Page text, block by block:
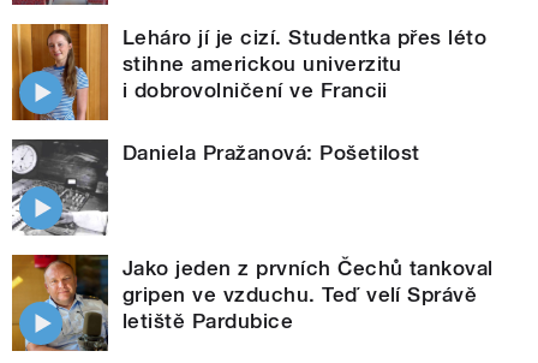
Leháro jí je cizí. Studentka přes léto
stihne americkou univerzitu
i dobrovolničení ve Francii
Daniela Pražanová: Pošetilost
Jako jeden z prvních Čechů tankoval
gripen ve vzduchu. Teď velí Správě
letiště Pardubice